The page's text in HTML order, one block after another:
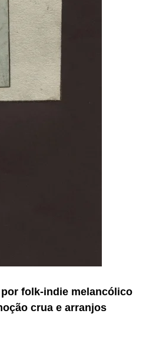
folk-indie melancólico
crua e arranjos